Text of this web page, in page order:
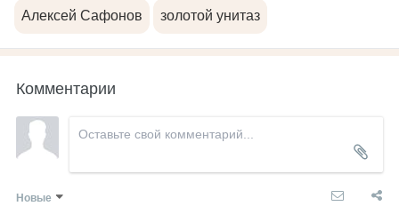
Алексей Сафонов золотой унитаз
Комментарии
Новые